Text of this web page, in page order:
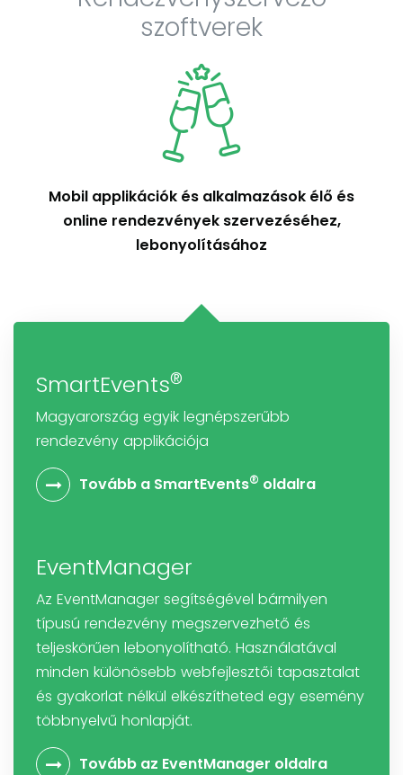
szoftverek
Mobil applikációk és alkalmazások élő és
online rendezvények szervezéséhez,
lebonyolításához
SmartEvents®
Magyarország egyik legnépszerűbb
rendezvény applikációja
Tovább a SmartEvents® oldalra
EventManager
Az EventManager segítségével bármilyen
típusú rendezvény megszervezhető és
teljeskörűen lebonyolítható. Használatával
minden különösebb webfejlesztői tapasztalat
és gyakorlat nélkül elkészítheted egy esemény
többnyelvű honlapját.
Tovább az EventManager oldalra